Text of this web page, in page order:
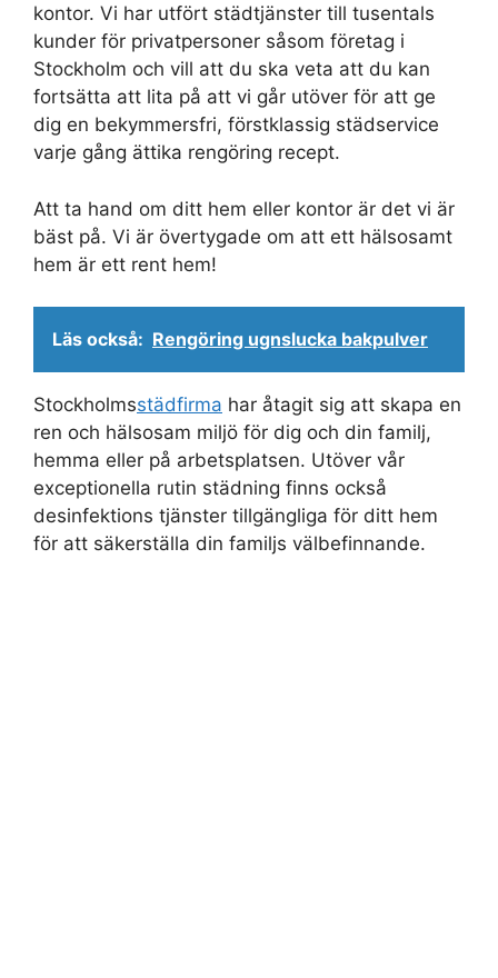
kontor. Vi har utfört städtjänster till tusentals
kunder för privatpersoner såsom företag i
Stockholm och vill att du ska veta att du kan
fortsätta att lita på att vi går utöver för att ge
dig en bekymmersfri, förstklassig städservice
varje gång ättika rengöring recept.
Att ta hand om ditt hem eller kontor är det vi är
bäst på. Vi är övertygade om att ett hälsosamt
hem är ett rent hem!
Läs också: Rengöring ugnslucka bakpulver
Stockholmsstädfirma har åtagit sig att skapa en
ren och hälsosam miljö för dig och din familj,
hemma eller på arbetsplatsen. Utöver vår
exceptionella rutin städning finns också
desinfektions tjänster tillgängliga för ditt hem
för att säkerställa din familjs välbefinnande.